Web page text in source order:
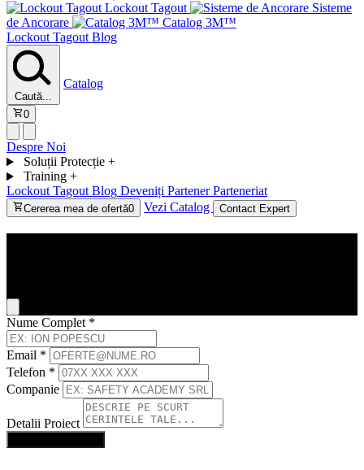
Lockout Tagout
Sisteme
de Ancorare
Catalog 3M™
Lockout Tagout Blog
Caută...
Catalog
0
Despre Noi
Soluții Protecție +
Training +
Lockout Tagout Blog Deveniți Partener Parteneriat
Cererea mea de ofertă0 Vezi Catalog Contact Expert
Nume Complet *
Email *
Telefon *
Companie
Detalii Proiect